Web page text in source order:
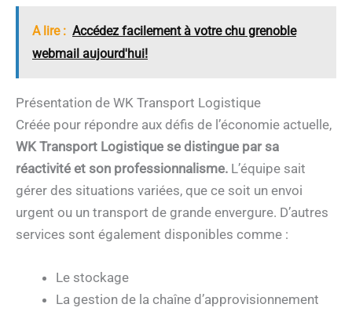
A lire : Accédez facilement à votre chu grenoble
webmail aujourd'hui!
Présentation de WK Transport Logistique
Créée pour répondre aux défis de l’économie actuelle,
WK Transport Logistique se distingue par sa
réactivité et son professionnalisme. L’équipe sait
gérer des situations variées, que ce soit un envoi
urgent ou un transport de grande envergure. D’autres
services sont également disponibles comme :
Le stockage
La gestion de la chaîne d’approvisionnement